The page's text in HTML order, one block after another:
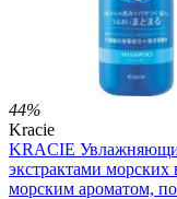

44%
Kracie
KRACIE
экстрактами
морским ароматом,